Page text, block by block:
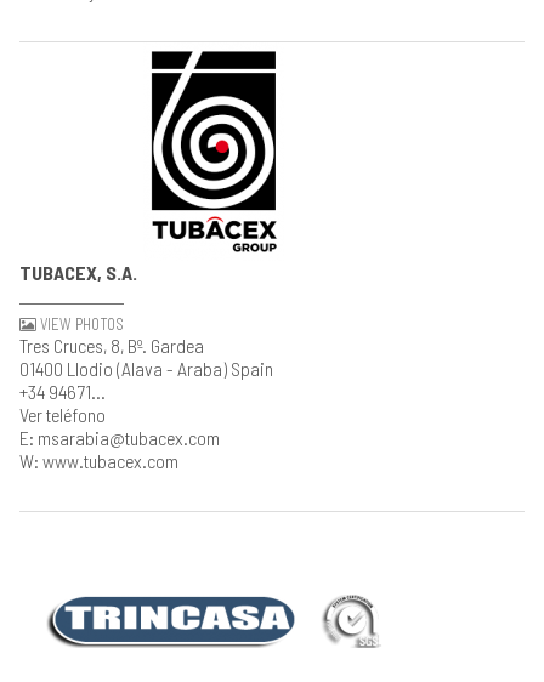
TUBACEX, S.A.
VIEW PHOTOS
Tres Cruces, 8, Bº. Gardea
01400 Llodio (Alava - Araba) Spain
+34 94671...
Ver teléfono
E: msarabia@tubacex.com
W: www.tubacex.com